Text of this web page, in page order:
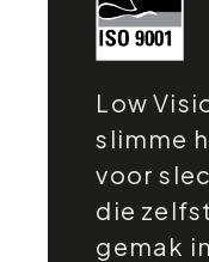
Low
slimme
voor
die
gemak